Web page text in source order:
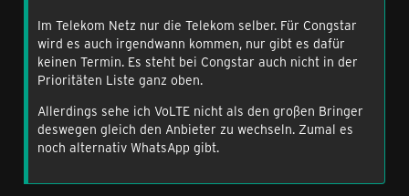
Im Telekom Netz nur die Telekom selber. Für Congstar
wird es auch irgendwann kommen, nur gibt es dafür
keinen Termin. Es steht bei Congstar auch nicht in der
Prioritäten Liste ganz oben.
Allerdings sehe ich VoLTE nicht als den großen Bringer
deswegen gleich den Anbieter zu wechseln. Zumal es
noch alternativ WhatsApp gibt.